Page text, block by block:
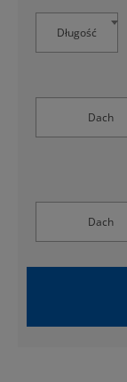
Długość
Dach
Dach